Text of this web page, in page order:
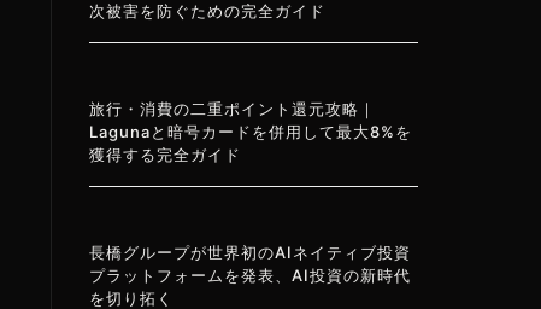
次被害を防ぐための完全ガイド
旅行・消費の二重ポイント還元攻略｜
Lagunaと暗号カードを併用して最大8%を
獲得する完全ガイド
長橋グループが世界初のAIネイティブ投資
プラットフォームを発表、AI投資の新時代
を切り拓く